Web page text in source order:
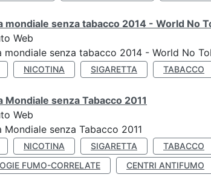
mondiale senza tabacco 2014 - World No
Web
mondiale senza tabacco 2014 - World No
NICOTINA SIGARETTA TABACCO
Mondiale senza Tabacco 2011
Web
Mondiale senza Tabacco 2011
NICOTINA SIGARETTA TABACCO
FUMO-CORRELATE
CENTRI ANTIFUMO